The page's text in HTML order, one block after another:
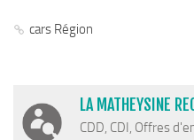
cars Région
LA MATHEYSINE
CDD, CDI, Offres